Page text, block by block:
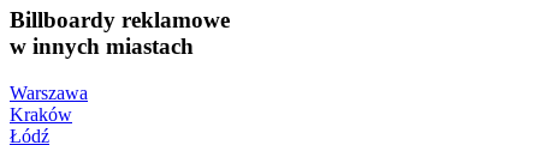
Billboardy reklamowe
w innych miastach
Warszawa
Kraków
Łódź